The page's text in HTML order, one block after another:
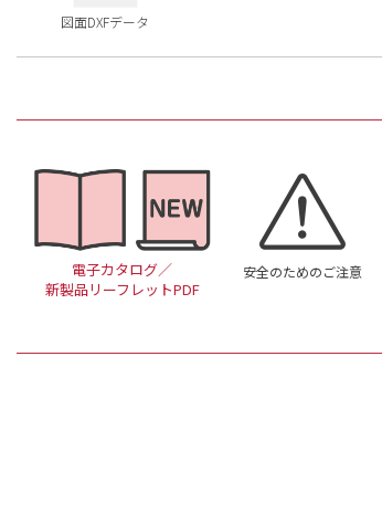
図面DXFデータ
電子カタログ／
新製品リーフレットPDF
安全のためのご注意